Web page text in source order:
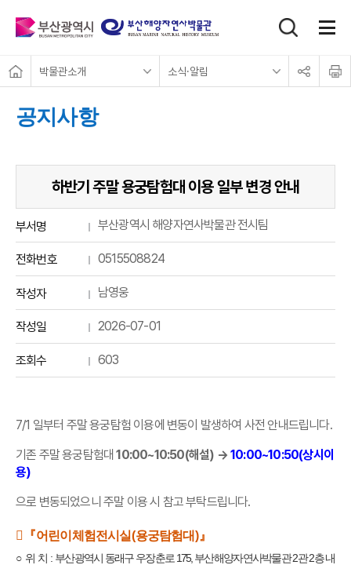
박물관소개 소식·알림 공유하기인
공지사항
하반기 주말 용궁탐험대 이용 일부 변경 안내
부서명 부산광역시 해양자연사박물관 전시팀
전화번호 0515508824
작성자 남영웅
작성일 2026-07-01
조회수 603
7/1 일부터 주말 용궁탐험 이용에 변동이 발생하여 사전 안내드립니다.
기존 주말 용궁탐험대 10:00~10:50(해설) → 10:00~10:50(상시이
용)
으로 변동되었으니 주말 이용 시 참고 부탁드립니다.
󰏚『어린이체험전시실(용궁탐험대)』
○ 위 치 : 부산광역시 동래구 우장춘로 175, 부산해양자연사박물관2관2층 내